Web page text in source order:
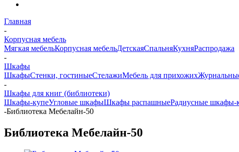
Главная
-
Корпусная мебель
Мягкая мебельКорпусная мебельДетскаяСпальняКухняРаспродажа
-
Шкафы
ШкафыСтенки, гостиныеСтелажиМебель для прихожих
-
Шкафы для книг (библиотеки)
Шкафы-купеУгловые шкафыШкафы распашныеРадиусные шкафы-
-Библиотека Мебелайн-50
Библиотека Мебелайн-50